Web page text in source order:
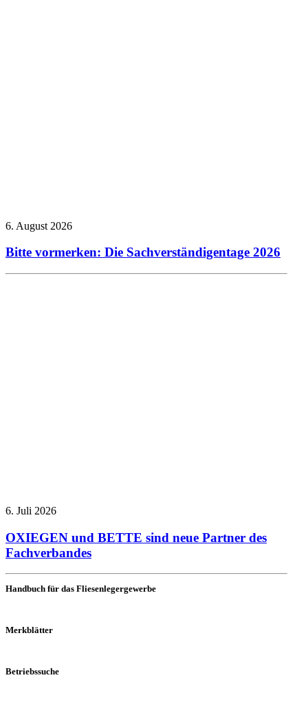
6. August 2026
Bitte vormerken: Die Sachverständigentage 2026
6. Juli 2026
OXIEGEN und BETTE sind neue Partner des
Fachverbandes
Handbuch für das Fliesenlegergewerbe
Merkblätter
Betriebssuche